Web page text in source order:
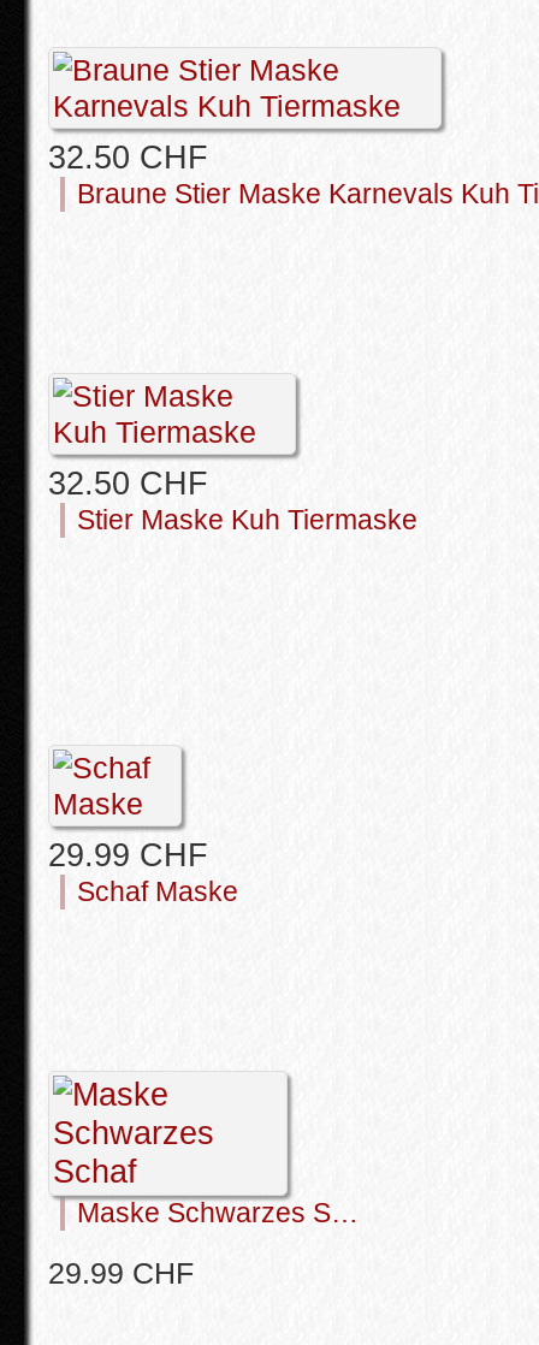
32.50 CHF
Braune Stier Maske Karnevals Kuh
32.50 CHF
Stier Maske Kuh Tiermaske
29.99 CHF
Schaf Maske
Maske Schwarzes S…
29.99 CHF